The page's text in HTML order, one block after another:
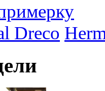
Dreco